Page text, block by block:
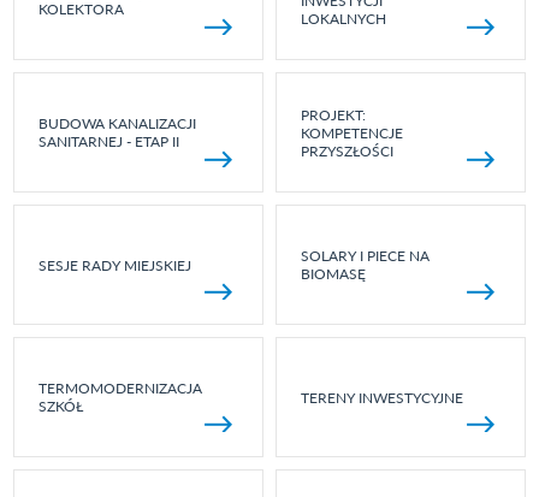
KOLEKTORA
LOKALNYCH
BUDOWA KANALIZACJI
SANITARNEJ - ETAP II
PROJEKT:
KOMPETENCJE
PRZYSZŁOŚCI
SESJE RADY MIEJSKIEJ
SOLARY I PIECE NA
BIOMASĘ
TERMOMODERNIZACJA
SZKÓŁ
TERENY INWESTYCYJNE